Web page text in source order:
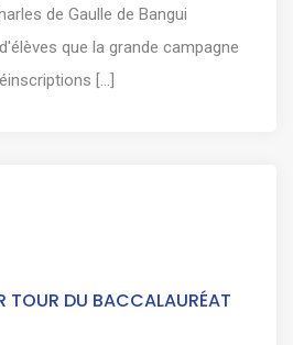
de Gaulle de Bangui
que la grande campagne
[...]
TOUR DU BACCALAURÉAT